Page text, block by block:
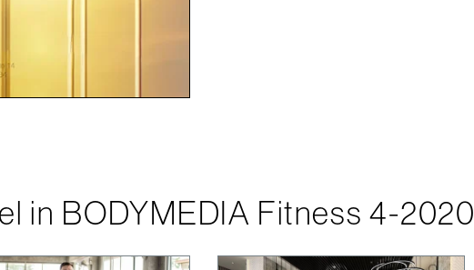
in BODYMEDIA Fitness 4-2020